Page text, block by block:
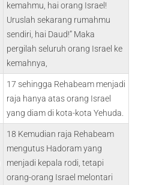
kemahmu, hai orang Israel!
Uruslah sekarang rumahmu
sendiri, hai Daud!” Maka
pergilah seluruh orang Israel ke
kemahnya,
17 sehingga Rehabeam menjadi
raja hanya atas orang Israel
yang diam di kota-kota Yehuda.
18 Kemudian raja Rehabeam
mengutus Hadoram yang
menjadi kepala rodi, tetapi
orang-orang Israel melontari